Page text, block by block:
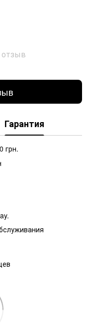
Гарантия
грн.